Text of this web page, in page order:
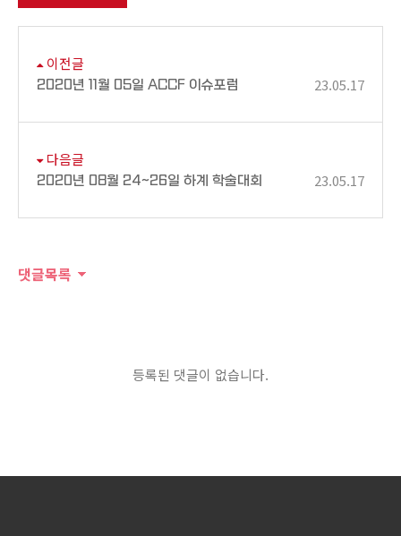
이전글
2020년 11월 05일 ACCF 이슈포럼 23.05.17
다음글
2020년 08월 24~26일 하계 학술대회 23.05.17
댓글목록
등록된 댓글이 없습니다.